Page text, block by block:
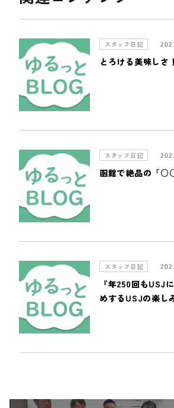
スタッフ日記
とろける美味しさ！
スタッフ日記
函館で絶品の「
スタッフ日記
『年250回もUSJ
めするUSJの楽し